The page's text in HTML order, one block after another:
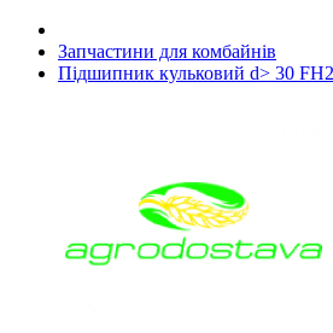
Запчастини для комбайнів
Підшипник кульковий d> 30